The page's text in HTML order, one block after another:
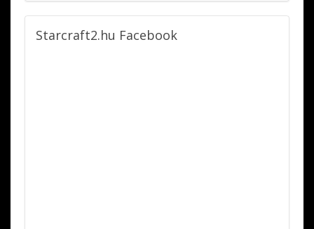
Starcraft2.hu Facebook